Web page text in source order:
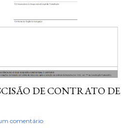
DE CONTRATO DE
comentário